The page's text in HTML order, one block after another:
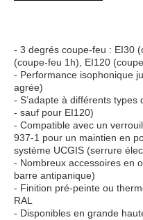
- 3 degrés coupe-feu : EI30
(coupe-feu 1h), EI120
- Performance isophonique
agrée)
- S’adapte à différents
- sauf pour EI120)
- Compatible avec un
937-1 pour un maintien en
système UCGIS (serrure
- Nombreux accessoires en
barre antipanique)
- Finition pré-peinte ou
RAL
- Disponibles en grande